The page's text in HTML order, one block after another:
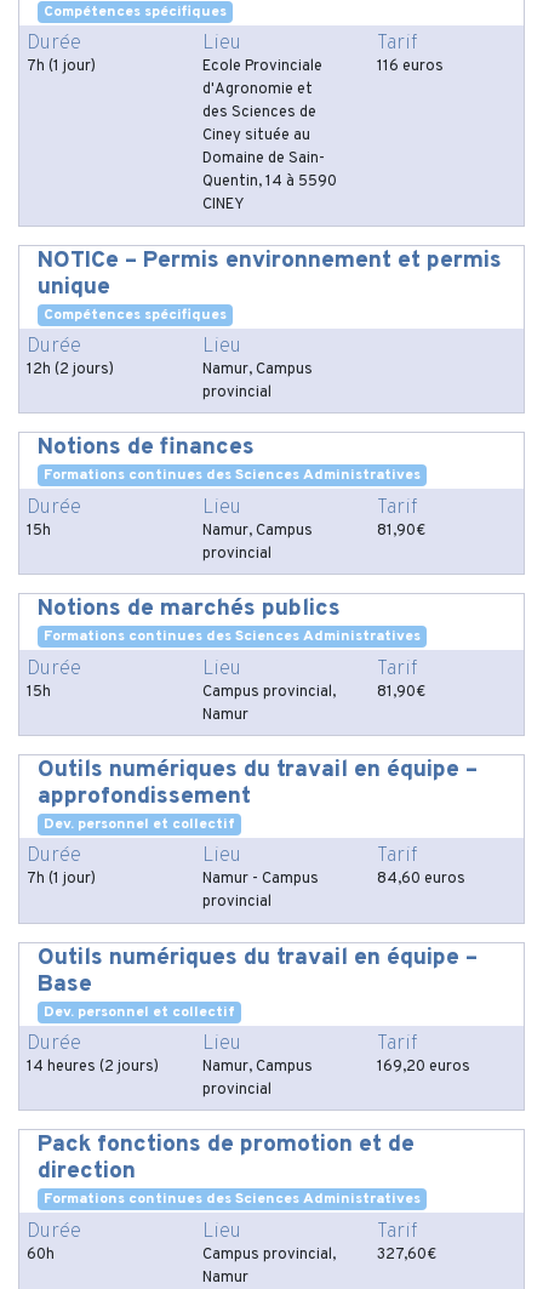
Compétences spécifiques
Durée
7h (1 jour)
Lieu
Ecole Provinciale
d'Agronomie et
des Sciences de
Ciney située au
Domaine de Sain-
Quentin, 14 à 5590
CINEY
Tarif
116 euros
NOTICe – Permis environnement et permis
unique
Compétences spécifiques
Durée
12h (2 jours)
Lieu
Namur, Campus
provincial
Notions de finances
Formations continues des Sciences Administratives
Durée
15h
Lieu
Namur, Campus
provincial
Tarif
81,90€
Notions de marchés publics
Formations continues des Sciences Administratives
Durée
15h
Lieu
Campus provincial,
Namur
Tarif
81,90€
Outils numériques du travail en équipe –
approfondissement
Dev. personnel et collectif
Durée
7h (1 jour)
Lieu
Namur - Campus
provincial
Tarif
84,60 euros
Outils numériques du travail en équipe –
Base
Dev. personnel et collectif
Durée
14 heures (2 jours)
Lieu
Namur, Campus
provincial
Tarif
169,20 euros
Pack fonctions de promotion et de
direction
Formations continues des Sciences Administratives
Durée
60h
Lieu
Campus provincial,
Namur
Tarif
327,60€